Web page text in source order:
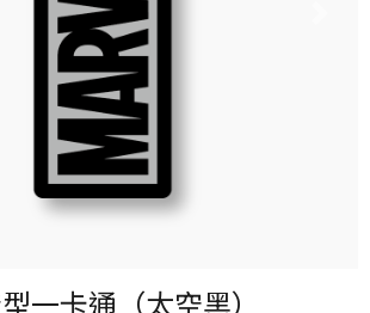
立即購買
更多銷售據點
一卡通（太空黑）